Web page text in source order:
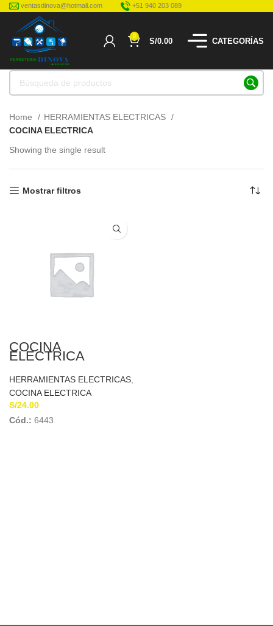
ventasdinova@hotmail.com +51 940 203 089
0
S/0.00 CATEGORÍAS
Home
HERRAMIENTAS ELECTRICAS
COCINA ELECTRICA
Showing the single result
Mostrar filtros
COCINA
ELECTRICA
HERRAMIENTAS ELECTRICAS
COCINA ELECTRICA
S/24.00
Cód.: 6443